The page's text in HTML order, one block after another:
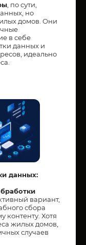
, по сути,
но
домов. Они
в себе
данных и
идеально
данных:
вариант,
сбора
контенту. Хотя
жилых домов,
случаев